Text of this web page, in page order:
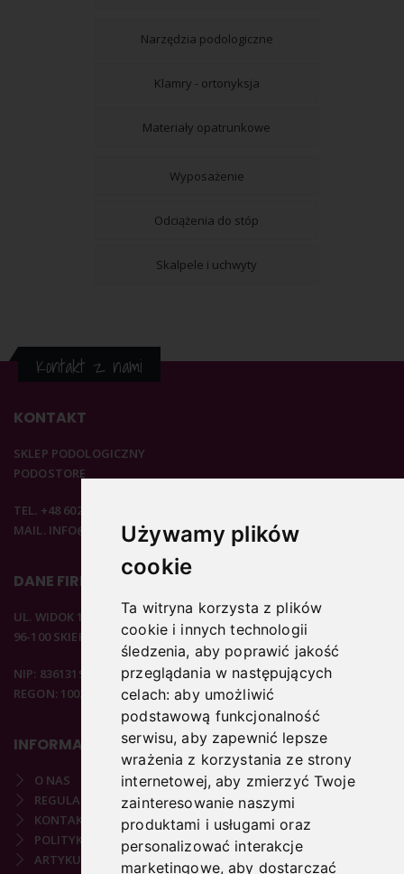
Używamy plików
cookie
Ta witryna korzysta z plików
cookie i innych technologii
śledzenia, aby poprawić jakość
przeglądania w następujących
celach:aby umożliwić
podstawową funkcjonalność
serwisu,aby zapewnić lepsze
wrażenia z korzystania ze strony
internetowej,aby zmierzyć Twoje
zainteresowanie naszymi
produktami i usługami oraz
personalizować interakcje
marketingowe,aby dostarczać
Narzędzia podologiczne
Klamry - ortonyksja
Materiały opatrunkowe
Wyposażenie
Odciążenia do stóp
Skalpele i uchwyty
Kontakt z nami
KONTAKT
SKLEP PODOLOGICZNY
PODOSTORE
TEL. +48 602 537 894
MAIL. INFO@PODOSTORE.PL
DANE FIRMOWE
UL. WIDOK 15B
96-100 SKIERNIEWICE
NIP: 8361319313
REGON: 100297020
INFORMACJE
O NAS
REGULAMIN
KONTAKT
POLITYKA PRYWATNOŚCI
ARTYKUŁY PODOLOGICZNE